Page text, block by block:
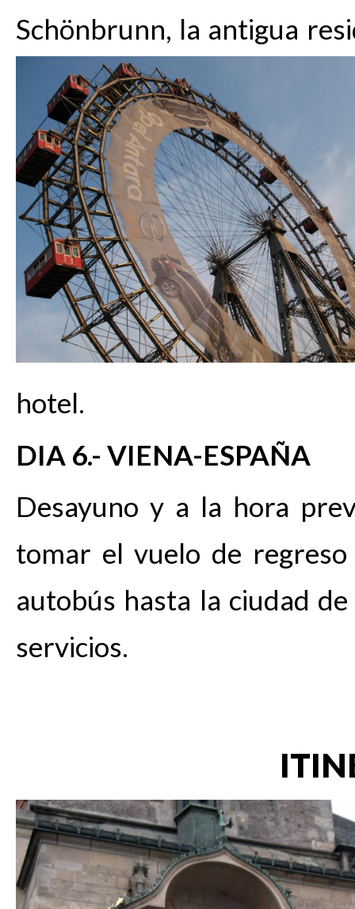
Schönbrunn, la antigua
hotel.
DIA 6.- VIENA-ESPAÑA
Desayuno y a la hora
tomar el vuelo de
autobús hasta la ciudad
servicios.